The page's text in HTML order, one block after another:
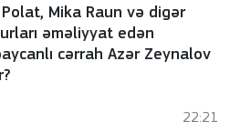
Mika Raun və digər
əməliyyat edən
cərrah Azər Zeynalov
22:21